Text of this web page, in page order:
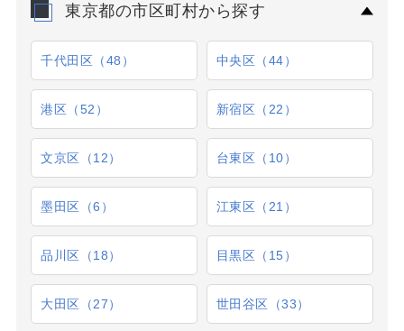
東京都の市区町村から探す
千代田区（48） 中央区（44）
港区（52） 新宿区（22）
文京区（12） 台東区（10）
墨田区（6） 江東区（21）
品川区（18） 目黒区（15）
大田区（27） 世田谷区（33）